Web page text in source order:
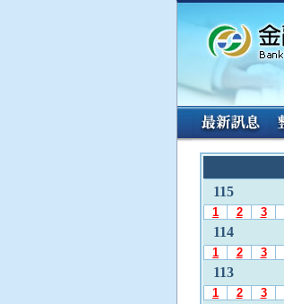
:::
請
使
用
t
+
選
115
1 2 3
114
1 2 3
113
1 2 3